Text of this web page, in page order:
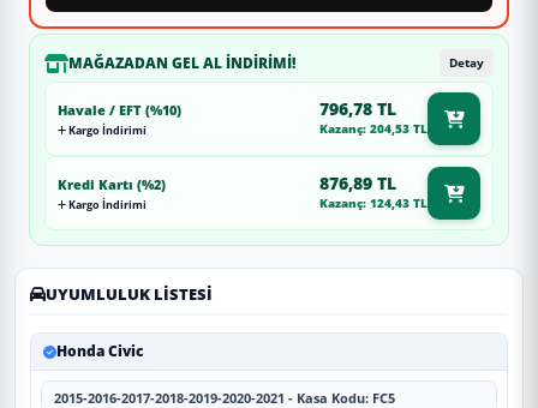
MAĞAZADAN GEL AL İNDIRIMI! Detay
Havale / EFT (%10)
Kargo İndirimi
796,78 TL
Kazanç: 204,53 TL
Kredi Kartı (%2)
Kargo İndirimi
876,89 TL
Kazanç: 124,43 TL
UYUMLULUK LISTESI
Honda Civic
2015-2016-2017-2018-2019-2020-2021 - Kasa Kodu: FC5